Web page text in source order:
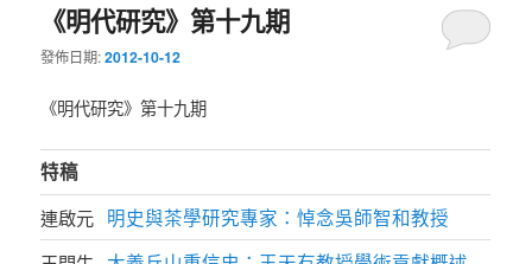
《明代研究》第十九期
發佈日期:2012-10-12
《明代研究》第十九期
特稿
連啟元 明史與茶學研究專家：悼念吳師智和教授